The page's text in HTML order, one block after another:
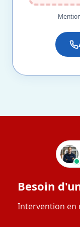
Besoin
Intervention en